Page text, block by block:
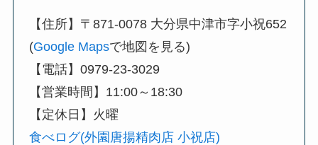
【住所】〒871-0078 大分県中津市字小祝652
(Google Mapsで地図を見る)
【電話】0979-23-3029
【営業時間】11:00～18:30
【定休日】火曜
食べログ(外園唐揚精肉店 小祝店)